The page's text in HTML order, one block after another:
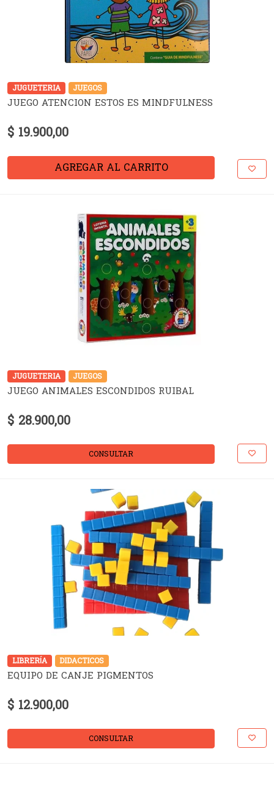
JUGUETERIA JUEGOS
JUEGO ATENCION ESTOS ES MINDFULNESS
$ 19.900,00
AGREGAR AL CARRITO
JUGUETERIA JUEGOS
JUEGO ANIMALES ESCONDIDOS RUIBAL
$ 28.900,00
CONSULTAR
LIBRERÍA DIDACTICOS
EQUIPO DE CANJE PIGMENTOS
$ 12.900,00
CONSULTAR